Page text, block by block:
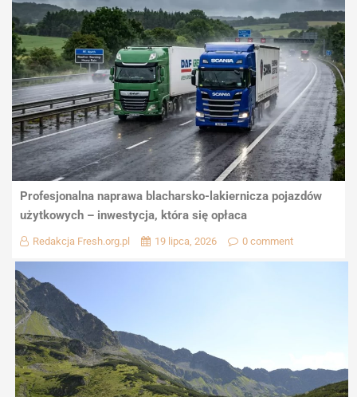
Profesjonalna naprawa blacharsko-lakiernicza pojazdów
użytkowych – inwestycja, która się opłaca
Redakcja Fresh.org.pl 19 lipca, 2026 0 comment